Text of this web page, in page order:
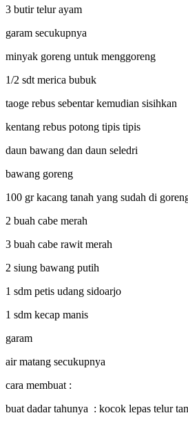
3 butir telur ayam
garam secukupnya
minyak goreng untuk menggoreng
1/2 sdt merica bubuk
taoge rebus sebentar kemudian sisihkan
kentang rebus potong tipis tipis
daun bawang dan daun seledri
bawang goreng
100 gr kacang tanah yang sudah di
2 buah cabe merah
3 buah cabe rawit merah
2 siung bawang putih
1 sdm petis udang sidoarjo
1 sdm kecap manis
garam
air matang secukupnya
cara membuat :
buat dadar tahunya : kocok lepas telur